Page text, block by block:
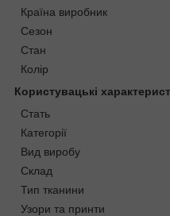
Країна виробник
Сезон
Стан
Колір
Користувацькі
Стать
Категорії
Вид виробу
Склад
Тип тканини
Узори та принти